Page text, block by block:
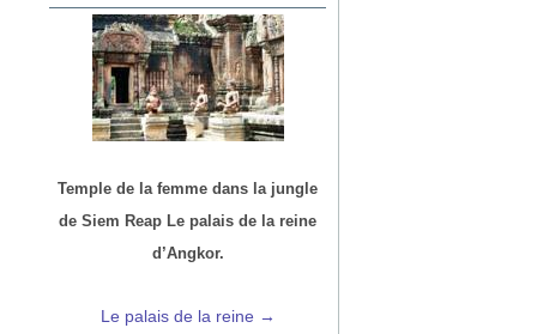
Temple de la femme dans la jungle
de Siem Reap Le palais de la reine
d’Angkor.
Le palais de la reine →